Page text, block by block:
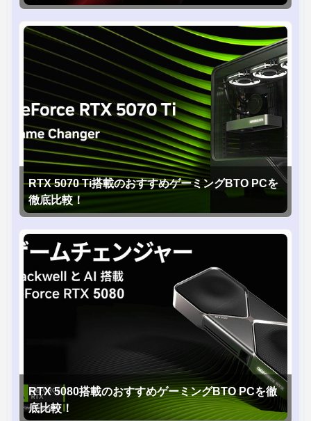
RTX 5070 Ti搭載のおすすめゲーミングBTO PCを
徹底比較！
RTX 5080搭載のおすすめゲーミングBTO PCを徹
底比較！